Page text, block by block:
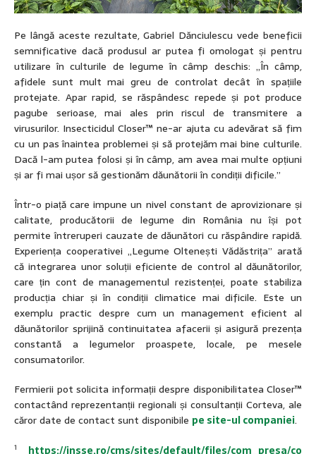
Pe lângă aceste rezultate, Gabriel Dănciulescu vede beneficii
semnificative dacă produsul ar putea fi omologat și pentru
utilizare în culturile de legume în câmp deschis: „În câmp,
afidele sunt mult mai greu de controlat decât în spațiile
protejate. Apar rapid, se răspândesc repede și pot produce
pagube serioase, mai ales prin riscul de transmitere a
virusurilor. Insecticidul Closer™ ne-ar ajuta cu adevărat să fim
cu un pas înaintea problemei și să protejăm mai bine culturile.
Dacă l-am putea folosi și în câmp, am avea mai multe opțiuni
și ar fi mai ușor să gestionăm dăunătorii în condiții dificile.”
Într-o piață care impune un nivel constant de aprovizionare și
calitate, producătorii de legume din România nu își pot
permite întreruperi cauzate de dăunători cu răspândire rapidă.
Experiența cooperativei „Legume Oltenești Vădăstrița” arată
că integrarea unor soluții eficiente de control al dăunătorilor,
care țin cont de managementul rezistenței, poate stabiliza
producția chiar și în condiții climatice mai dificile. Este un
exemplu practic despre cum un management eficient al
dăunătorilor sprijină continuitatea afacerii și asigură prezența
constantă a legumelor proaspete, locale, pe mesele
consumatorilor.
Fermierii pot solicita informații despre disponibilitatea Closer™
contactând reprezentanții regionali și consultanții Corteva, ale
căror date de contact sunt disponibile pe site-ul companiei.
1 https://insse.ro/cms/sites/default/files/com_presa/co